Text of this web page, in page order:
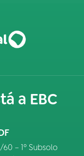
a EBC
– 1º Subsolo